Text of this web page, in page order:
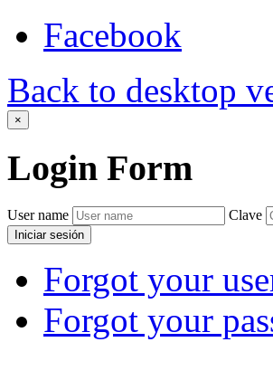
Facebook
Back to desktop
×
Login Form
User name Clave
Iniciar sesión
Forgot your
Forgot your